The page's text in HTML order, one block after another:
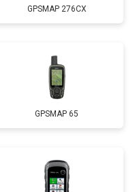
GPSMAP 276CX
GPSMAP 65